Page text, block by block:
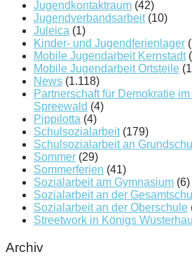
Jugendkontaktraum (42)
Jugendverbandsarbeit(10)
Juleica (1)
Kinder- und Jugendferienlager
Mobile Jugendarbeit Kernstadt
Mobile Jugendarbeit Ortsteile
News (1.118)
Partnerschaft für Demokratie
Spreewald (4)
Pippilotta (4)
Schulsozialarbeit(179)
Schulsozialarbeit an
Sommer (29)
Sommerferien (41)
Sozialarbeit am Gymnasium (6)
Sozialarbeit an der
Sozialarbeit an der Oberschule
Streetwork in Königs
Archiv